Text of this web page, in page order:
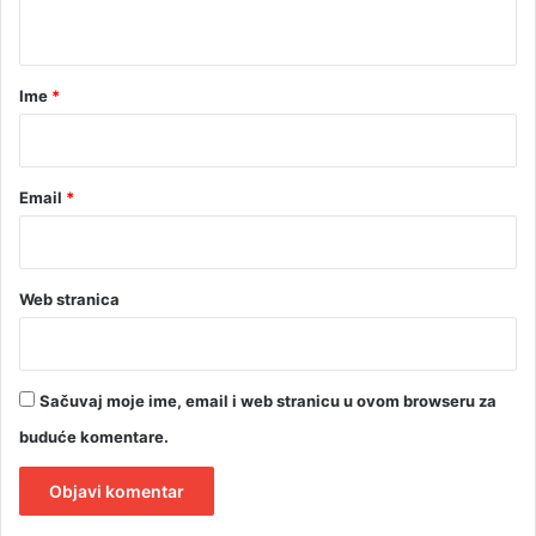
rIme *
Email *
Web stranica
Sačuvaj moje ime, email i web stranicu u ovom browseru za
buduće komentare.